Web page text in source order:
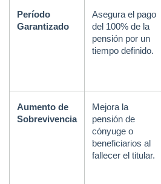
Período
Garantizado
Asegura el pago
del 100% de la
pensión por un
tiempo definido.
Aumento de
Sobrevivencia
Mejora la
pensión de
cónyuge o
beneficiarios al
fallecer el titular.